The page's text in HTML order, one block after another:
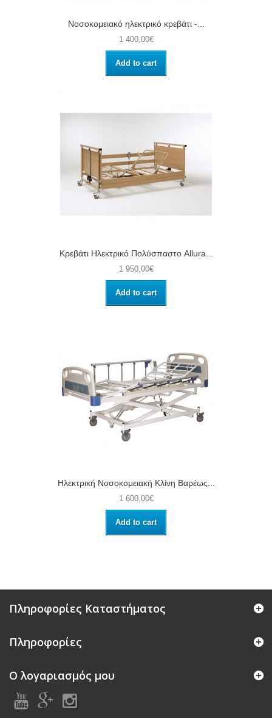
Νοσοκομειακό ηλεκτρικό κρεβάτι -...
1 400,00€
Add to cart
Κρεβάτι Ηλεκτρικό Πολύσπαστο Allura...
1 950,00€
Add to cart
Ηλεκτρική Νοσοκομειακή Κλίνη Βαρέως...
1 600,00€
Add to cart
Πληροφορίες Καταστήματος
Πληροφορίες
Ο λογαριασμός μου